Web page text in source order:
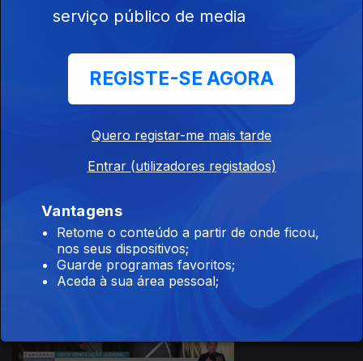
23 set. 2025
serviço público de media
REGISTE-SE AGORA
Quero registar-me mais tarde
Entrar (utilizadores registados)
Vantagens
Retome o conteúdo a partir de onde ficou,
nos seus dispositivos;
Guarde programas favoritos;
Aceda à sua área pessoal;